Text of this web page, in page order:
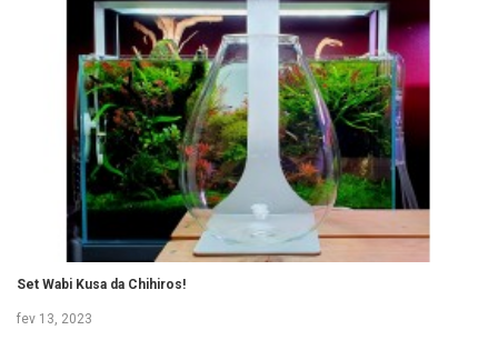
Set Wabi Kusa da Chihiros!
fev 13, 2023